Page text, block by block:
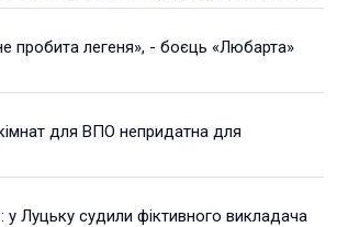
пробита легеня», - боєць «Любарта»
для ВПО непридатна для
у Луцьку судили фіктивного викладача